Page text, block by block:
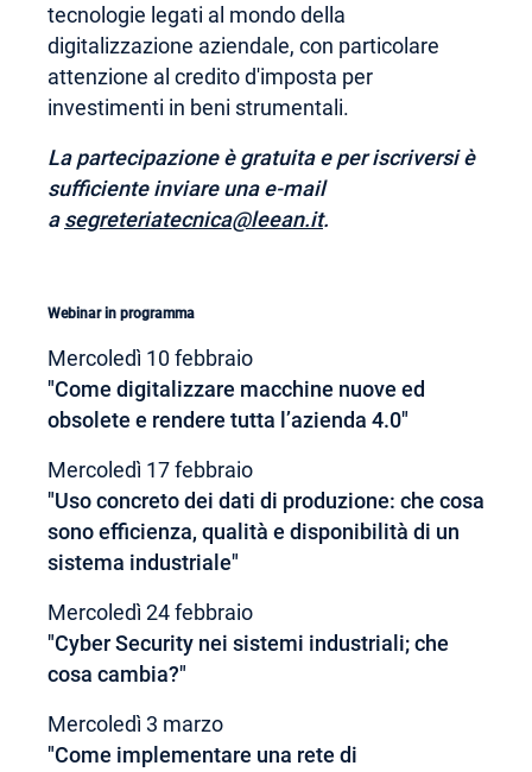
tecnologie legati al mondo della
digitalizzazione aziendale, con particolare
attenzione al credito d'imposta per
investimenti in beni strumentali.
La partecipazione ègratuitae per iscriversi è
sufficienteinviare una e-mail
asegreteriatecnica@leean.it.
Webinar in programma
Mercoledì 10 febbraio
"Come digitalizzare macchine nuove ed
obsolete e rendere tutta l’azienda 4.0"
Mercoledì 17 febbraio
"Uso concreto dei dati di produzione: che cosa
sono efficienza, qualità e disponibilità di un
sistema industriale"
Mercoledì 24 febbraio
"Cyber Security nei sistemi industriali; che
cosa cambia?"
Mercoledì 3 marzo
"Come implementare una rete di